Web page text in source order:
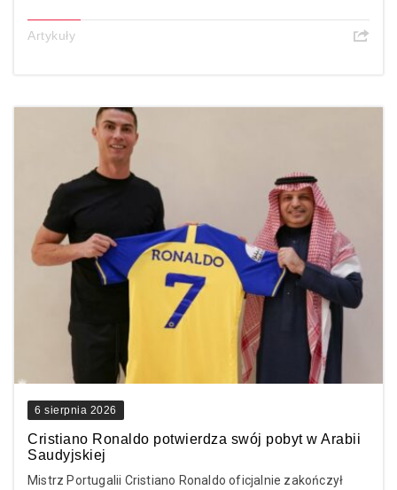
Artykuły
6 sierpnia 2026
Cristiano Ronaldo potwierdza swój pobyt w Arabii
Saudyjskiej
Mistrz Portugalii Cristiano Ronaldo oficjalnie zakończył